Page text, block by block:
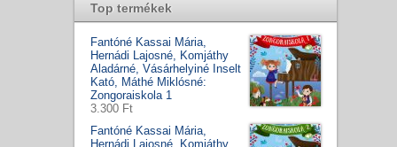
Top termékek
Fantóné Kassai Mária,
Hernádi Lajosné, Komjáthy
Aladárné, Vásárhelyiné Inselt
Kató, Máthé Miklósné:
Zongoraiskola 1
3.300 Ft
Fantóné Kassai Mária,
Hernádi Lajosné, Komjáthy